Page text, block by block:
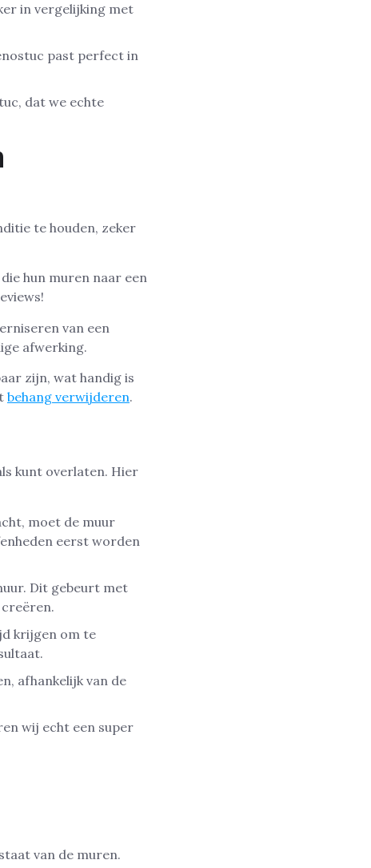
in vergelijking met
past perfect in
dat we echte
te houden, zeker
hun muren naar een
van een
afwerking.
zijn, wat handig is
behang verwijderen.
kunt overlaten. Hier
moet de muur
eerst worden
Dit gebeurt met
krijgen om te
afhankelijk van de
wij echt een super
van de muren.